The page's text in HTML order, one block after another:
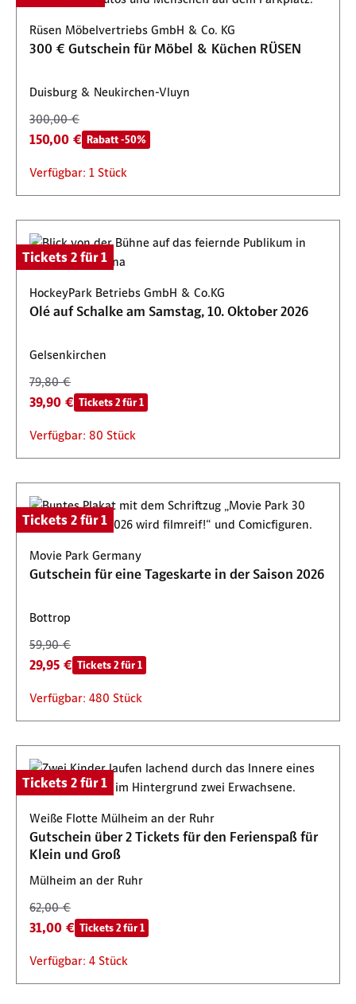
Rüsen Möbelvertriebs GmbH & Co. KG
300 € Gutschein für Möbel & Küchen RÜSEN
Duisburg & Neukirchen-Vluyn
300,00 €
150,00 € Rabatt -50%
Verfügbar: 1 Stück
Tickets 2 für 1
HockeyPark Betriebs GmbH & Co.KG
Olé auf Schalke am Samstag, 10. Oktober 2026
Gelsenkirchen
79,80 €
39,90 € Tickets 2 für 1
Verfügbar: 80 Stück
Tickets 2 für 1
Movie Park Germany
Gutschein für eine Tageskarte in der Saison 2026
Bottrop
59,90 €
29,95 € Tickets 2 für 1
Verfügbar: 480 Stück
Tickets 2 für 1
Weiße Flotte Mülheim an der Ruhr
Gutschein über 2 Tickets für den Ferienspaß für
Klein und Groß
Mülheim an der Ruhr
62,00 €
31,00 € Tickets 2 für 1
Verfügbar: 4 Stück